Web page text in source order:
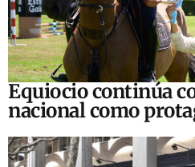
Equiocio continúa
nacional como